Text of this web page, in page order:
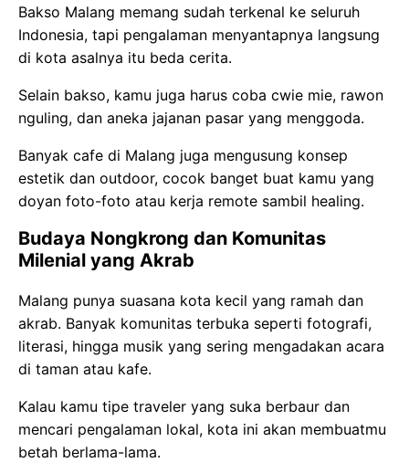
Bakso Malang memang sudah terkenal ke seluruh
Indonesia, tapi pengalaman menyantapnya langsung
di kota asalnya itu beda cerita.
Selain bakso, kamu juga harus coba cwie mie, rawon
nguling, dan aneka jajanan pasar yang menggoda.
Banyak cafe di Malang juga mengusung konsep
estetik dan outdoor, cocok banget buat kamu yang
doyan foto-foto atau kerja remote sambil healing.
Budaya Nongkrong dan Komunitas
Milenial yang Akrab
Malang punya suasana kota kecil yang ramah dan
akrab. Banyak komunitas terbuka seperti fotografi,
literasi, hingga musik yang sering mengadakan acara
di taman atau kafe.
Kalau kamu tipe traveler yang suka berbaur dan
mencari pengalaman lokal, kota ini akan membuatmu
betah berlama-lama.